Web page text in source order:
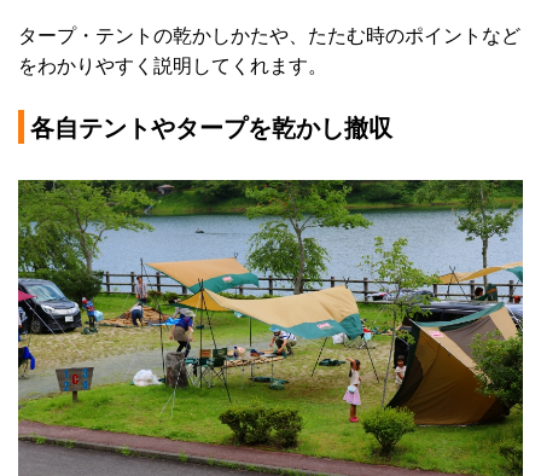
タープ・テントの乾かしかたや、たたむ時のポイントなど
をわかりやすく説明してくれます。
各自テントやタープを乾かし撤収